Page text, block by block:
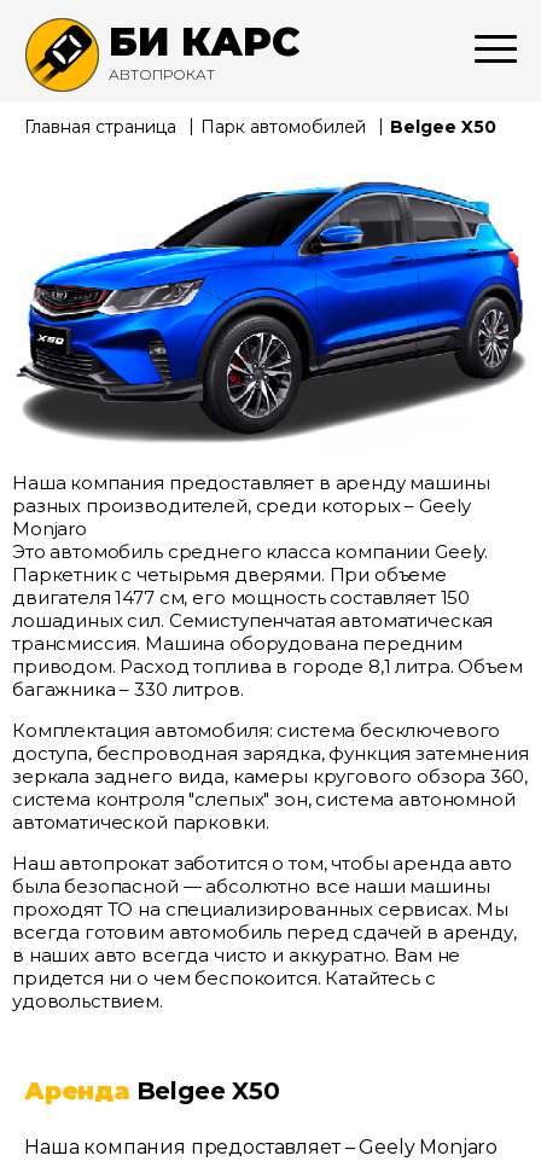
БИ КАРС
АВТОПРОКАТ
Главная страница Парк автомобилей Belgee X50
Наша компания предоставляет в аренду машины
разных производителей, среди которых –Geely
Monjaro
Это автомобиль среднего класса компании Geely.
Паркетник с четырьмя дверями. При объеме
двигателя 1477 см, его мощность составляет 150
лошадиных сил. Семиступенчатая автоматическая
трансмиссия. Машина оборудована передним
приводом. Расход топлива в городе 8,1 литра. Объем
багажника – 330 литров.
Комплектация автомобиля: система бесключевого
доступа, беспроводная зарядка, функция затемнения
зеркала заднего вида, камеры кругового обзора 360,
система контроля "слепых" зон, система автономной
автоматической парковки.
Нашавтопрокатзаботится о том, чтобы аренда авто
была безопасной — абсолютно все наши машины
проходят ТО на специализированных сервисах. Мы
всегда готовим автомобиль перед сдачей в аренду,
в наших авто всегда чисто и аккуратно. Вам не
придется ни о чем беспокоится. Катайтесь с
удовольствием.
АрендаBelgee X50
Наша компания предоставляет –Geely Monjaro